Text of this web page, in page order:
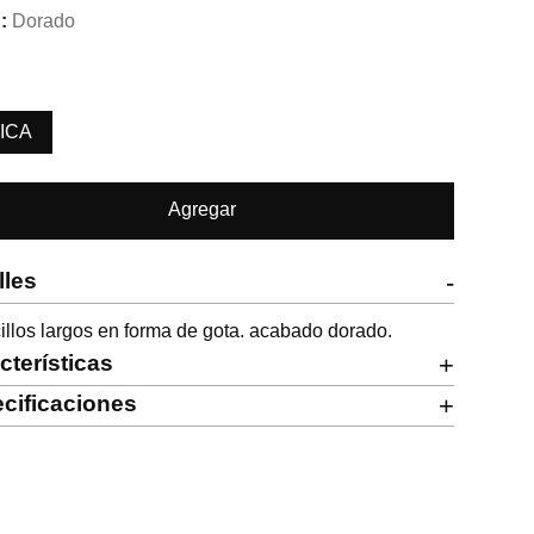
Dorado
Agregar
-
largos en forma de gota. acabado dorado.
+
+